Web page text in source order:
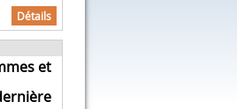
Détails
et